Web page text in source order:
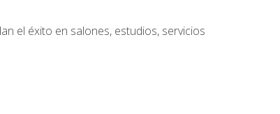
el éxito en salones, estudios, servicios